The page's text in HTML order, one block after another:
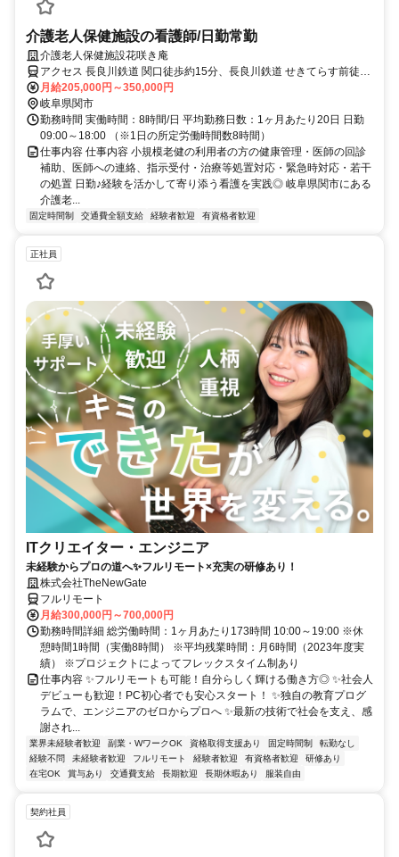
介護老人保健施設の看護師/日勤常勤
介護老人保健施設花咲き庵
アクセス 長良川鉄道 関口徒歩約15分、長良川鉄道 せきてらす前徒歩
約27分、長良川鉄道 関富岡徒歩約31分
月給205,000円～350,000円
岐阜県関市
勤務時間 実働時間：8時間/日 平均勤務日数：1ヶ月あたり20日 日勤
09:00～18:00 （※1日の所定労働時間数8時間）
仕事内容 仕事内容 小規模老健の利用者の方の健康管理・医師の回診
補助、医師への連絡、指示受付・治療等処置対応・緊急時対応・若干
の処置 日勤♪経験を活かして寄り添う看護を実践◎ 岐阜県関市にある
介護老...
固定時間制 交通費全額支給 経験者歓迎 有資格者歓迎
正社員
ITクリエイター・エンジニア
未経験からプロの道へ✨フルリモート×充実の研修あり！
株式会社TheNewGate
フルリモート
月給300,000円～700,000円
勤務時間詳細 総労働時間：1ヶ月あたり173時間 10:00～19:00 ※休
憩時間1時間（実働8時間） ※平均残業時間：月6時間（2023年度実
績） ※プロジェクトによってフレックスタイム制あり
仕事内容 ✨フルリモートも可能！自分らしく輝ける働き方◎ ✨社会人
デビューも歓迎！PC初心者でも安心スタート！ ✨独自の教育プログ
ラムで、エンジニアのゼロからプロへ ✨最新の技術で社会を支え、感
謝され...
業界未経験者歓迎 副業・WワークOK 資格取得支援あり 固定時間制
転勤なし
経験不問
未経験者歓迎 フルリモート 経験者歓迎 有資格者歓迎
研修あり
在宅OK
賞与あり 交通費支給 長期歓迎 長期休暇あり 服装自由
契約社員